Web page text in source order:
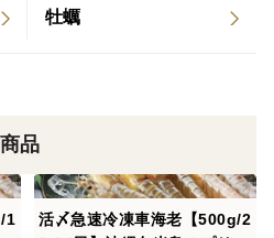
し、車海老の生育状況に応じ
により傷物は除外されサイズ
市場や飲食店、一般消費者様
牡蠣
品
1
活〆急速冷凍車海老【500g/2